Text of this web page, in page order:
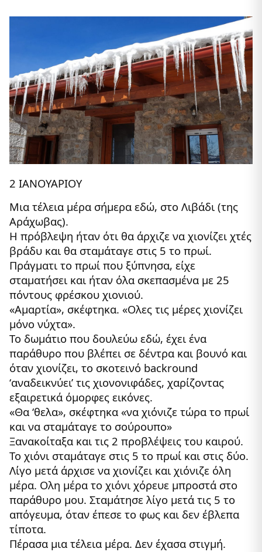
2 ΙΑΝΟΥΑΡΙΟΥ
Μια τέλεια μέρα σήμερα εδώ, στο Λιβάδι (της
Αράχωβας).
Η πρόβλεψη ήταν ότι θα άρχιζε να χιονίζει χτές
βράδυ και θα σταμάταγε στις 5 το πρωί.
Πράγματι το πρωί που ξύπνησα, είχε
σταματήσει και ήταν όλα σκεπασμένα με 25
πόντους φρέσκου χιονιού.
«Αμαρτία», σκέφτηκα. «Ολες τις μέρες χιονίζει
μόνο νύχτα».
Το δωμάτιο που δουλεύω εδώ, έχει ένα
παράθυρο που βλέπει σε δέντρα και βουνό και
όταν χιονίζει, το σκοτεινό backround
‘αναδεικνύει’ τις χιονονιφάδες, χαρίζοντας
εξαιρετικά όμορφες εικόνες.
«Θα ‘θελα», σκέφτηκα «να χιόνιζε τώρα το πρωί
και να σταμάταγε το σούρουπο»
Ξανακοίταξα και τις 2 προβλέψεις του καιρού.
Το χιόνι σταμάταγε στις 5 το πρωί και στις δύο.
Λίγο μετά άρχισε να χιονίζει και χιόνιζε όλη
μέρα. Ολη μέρα το χιόνι χόρευε μπροστά στο
παράθυρο μου. Σταμάτησε λίγο μετά τις 5 το
απόγευμα, όταν έπεσε το φως και δεν έβλεπα
τίποτα.
Πέρασα μια τέλεια μέρα. Δεν έχασα στιγμή.